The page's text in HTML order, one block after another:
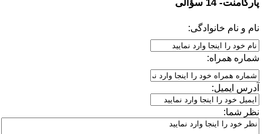
پارگامنت- 14 سؤالی
نام و نام خانوادگی:
شماره همراه:
آدرس ایمیل:
نظر شما: